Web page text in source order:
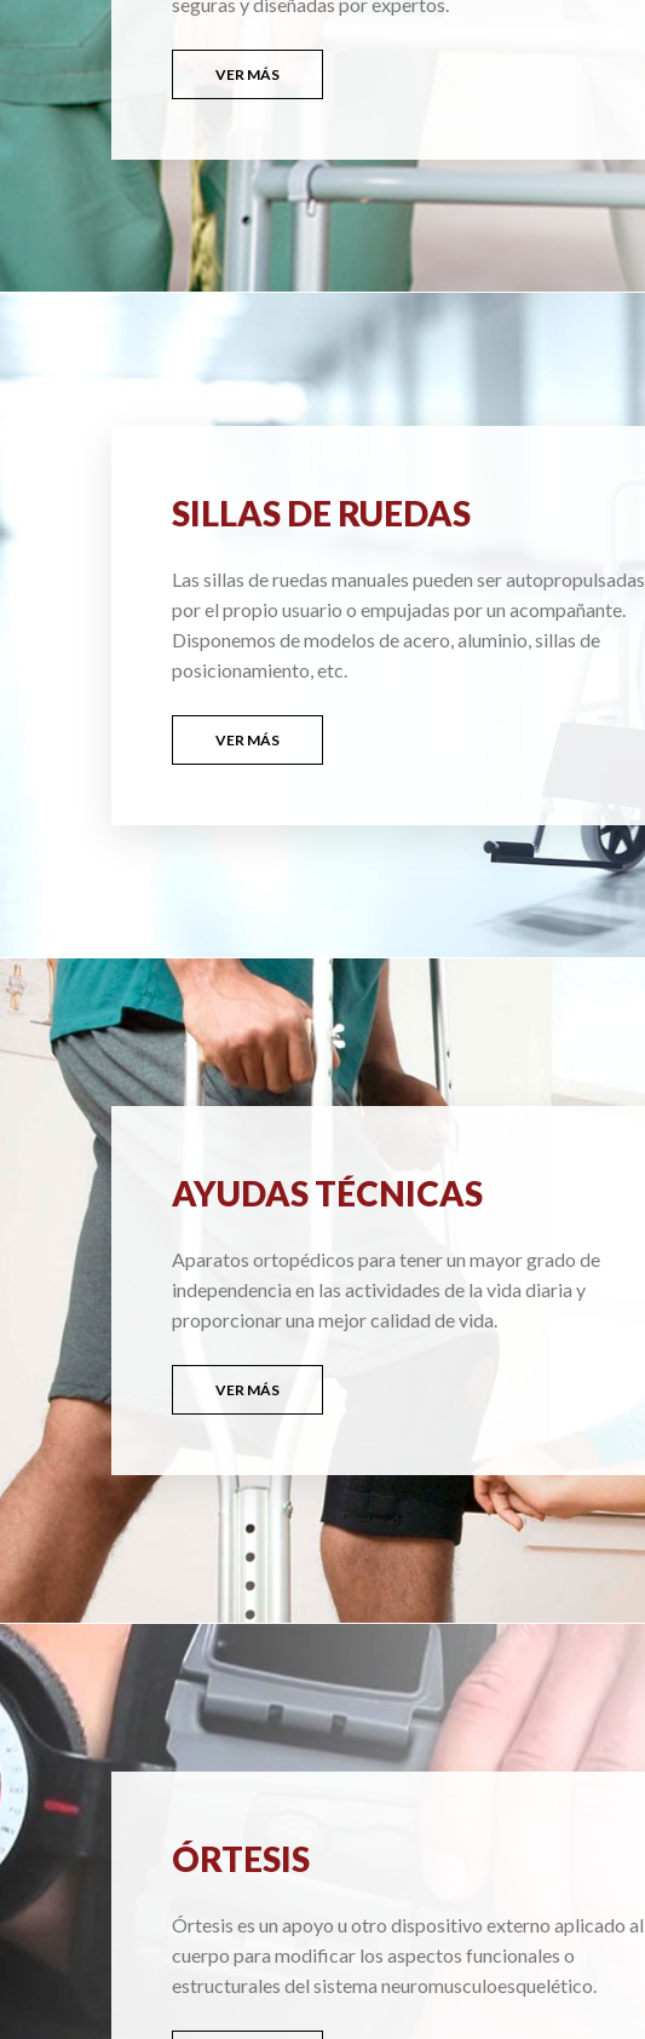
VER MÁS
SILLAS DE RUEDAS
Las sillas de ruedas manuales pueden ser autopropulsadas
por el propio usuario o empujadas por un acompañante.
Disponemos de modelos de acero, aluminio, sillas de
posicionamiento, etc.
VER MÁS
AYUDAS TÉCNICAS
Aparatos ortopédicos para tener un mayor grado de
independencia en las actividades de la vida diaria y
proporcionar una mejor calidad de vida.
VER MÁS
ÓRTESIS
Órtesis es un apoyo u otro dispositivo externo aplicado al
cuerpo para modificar los aspectos funcionales o
estructurales del sistema neuromusculoesquelético.